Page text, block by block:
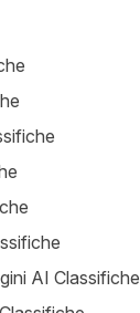
AI Classifiche